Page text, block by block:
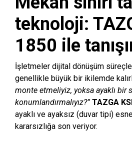
teknoloji:
1850 ile
İşletmeler dijital dönüşüm
genellikle büyük bir ikilemde
monte etmeliyiz, yoksa ayaklı bir
konumlandırmalıyız?” TAZGA
ayaklı ve ayaksız (duvar tipi)
kararsızlığa son veriyor.